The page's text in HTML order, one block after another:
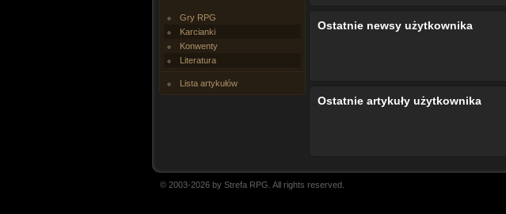
Gry RPG
Karcianki
Konwenty
Literatura
Lista artykułów
Ostatnie newsy użytkownika
Ostatnie artykuły użytkownika
© 2003-2026 by Strefa RPG. All rights reserved.